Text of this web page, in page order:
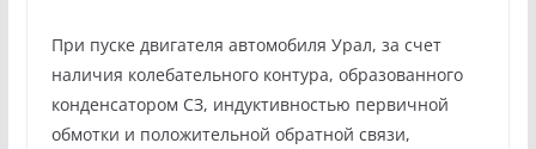
При пуске двигателя автомобиля Урал, за счет
наличия колебательного контура, образованного
конденсатором СЗ, индуктивностью первичной
обмотки и положительной обратной связи,